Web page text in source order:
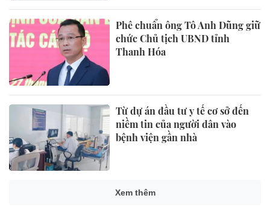
Phê chuẩn ông Tô Anh Dũng giữ
chức Chủ tịch UBND tỉnh
Thanh Hóa
Từ dự án đầu tư y tế cơ sở đến
niềm tin của người dân vào
bệnh viện gần nhà
Xem thêm